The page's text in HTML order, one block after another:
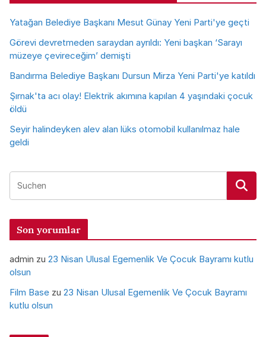
Yatağan Belediye Başkanı Mesut Günay Yeni Parti'ye geçti
Görevi devretmeden saraydan ayrıldı: Yeni başkan ‘Sarayı
müzeye çevireceğim’ demişti
Bandırma Belediye Başkanı Dursun Mirza Yeni Parti'ye katıldı
Şırnak'ta acı olay! Elektrik akımına kapılan 4 yaşındaki çocuk
öldü
Seyir halindeyken alev alan lüks otomobil kullanılmaz hale
geldi
Son yorumlar
admin zu 23 Nisan Ulusal Egemenlik Ve Çocuk Bayramı kutlu
olsun
Film Base zu 23 Nisan Ulusal Egemenlik Ve Çocuk Bayramı
kutlu olsun